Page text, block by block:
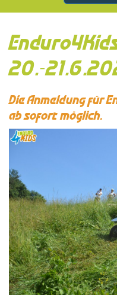
20.-
Die Anmeldung für
ab sofort möglich.